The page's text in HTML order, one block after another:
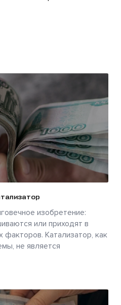
изобретение:
или приходят в
факторов. Катализатор, как
не является